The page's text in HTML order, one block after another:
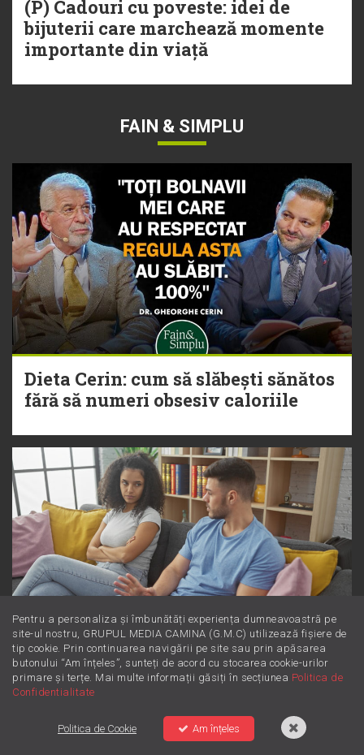
(P) Cadouri cu poveste: idei de
bijuterii care marchează momente
importante din viață
FAIN & SIMPLU
Dieta Cerin: cum să slăbești sănătos
fără să numeri obsesiv caloriile
Dincolo de supărare: Este furie sau
iritare? Învață să le diferențiezi
Pentru a personaliza și îmbunătăți experiența dumneavoastră pe
site-ul nostru, GRUPUL MEDIA CAMINA (G.M.C) utilizează fișiere de
tip cookie. Prin continuarea navigării pe site sau prin apăsarea
butonului “Am înțeles”, sunteți de acord cu stocarea cookie-urilor
primare și terțe. Mai multe informații găsiți în secțiunea Politica de
Confidentialitate
Politica de Cookie Am înțeles